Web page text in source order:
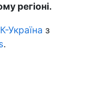
регіоні.
Україна з
.